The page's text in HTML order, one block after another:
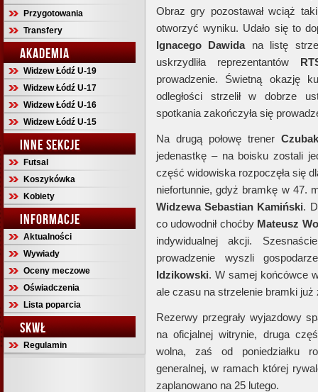
Przygotowania
Transfery
AKADEMIA
Widzew Łódź U-19
Widzew Łódź U-17
Widzew Łódź U-16
Widzew Łódź U-15
INNE SEKCJE
Futsal
Koszykówka
Kobiety
INFORMACJE
Aktualności
Wywiady
Oceny meczowe
Oświadczenia
Lista poparcia
SKWŁ
Regulamin
Obraz gry pozostawał wciąż
otworzyć wyniku. Udało się to
Ignacego Dawidana listę
uskrzydliła reprezentantów
prowadzenie. Świetną okazję
odległości strzelił w dobrze
spotkania zakończyła się
Na drugą połowę trener Czubak
jedenastkę – na boisku zostali
część widowiska rozpoczęła się
niefortunnie, gdyż bramkę w 47.
Widzewa Sebastian Kamiński.
co udowodnił choćby Mateusz
indywidualnej akcji.
prowadzenie wyszli
Idzikowski. W samej końcówce
ale czasu na strzelenie bramki już
Rezerwy przegrały wyjazdowy
na oficjalnej witrynie, druga
wolna, zaś od poniedziałku
generalnej, w ramach której
zaplanowano na 25 lutego.